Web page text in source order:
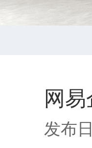
网
发布